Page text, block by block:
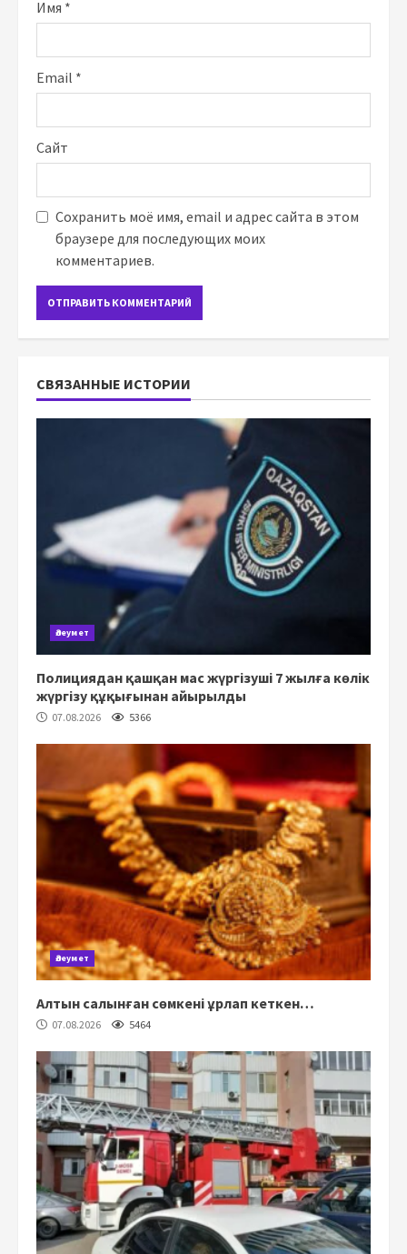
Имя *
Email *
Сайт
Сохранить моё имя, email и адрес сайта в этом
браузере для последующих моих
комментариев.
СВЯЗАННЫЕ ИСТОРИИ
Әлеумет
Полициядан қашқан мас жүргізуші 7 жылға көлік
жүргізу құқығынан айырылды
07.08.2026 5366
Әлеумет
Алтын салынған сөмкені ұрлап кеткен…
07.08.2026 5464